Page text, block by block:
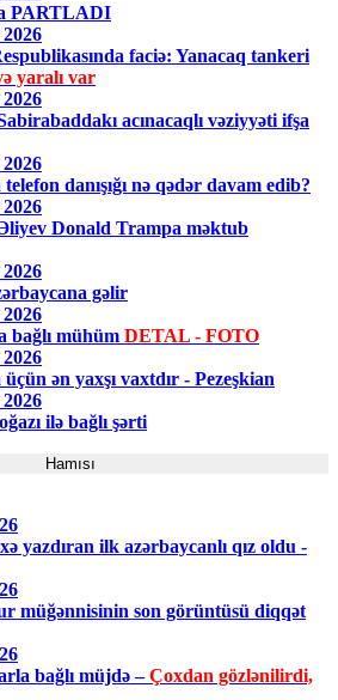
PARTLADI
faciə: Yanacaq tankeri
yaralı var
acınacaqlı vəziyyəti ifşa
danışığı nə qədər davam edib?
Donald Trampa məktub
gəlir
bağlı mühüm DETAL - FOTO
ən yaxşı vaxtdır - Pezeşkian
ilə bağlı şərti
Hamısı
yazdıran ilk azərbaycanlı qız oldu -
müğənnisinin son görüntüsü diqqət
bağlı müjdə –Çoxdan gözlənilirdi,